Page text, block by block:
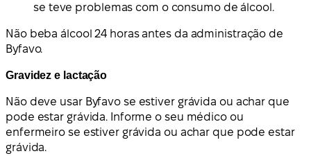
se teve problemas com o consumo de álcool.
Não beba álcool 24 horas antes da administração de
Byfavo.
Gravidez e lactação
Não deve usar Byfavo se estiver grávida ou achar que
pode estar grávida. Informe o seu médico ou
enfermeiro se estiver grávida ou achar que pode estar
grávida.